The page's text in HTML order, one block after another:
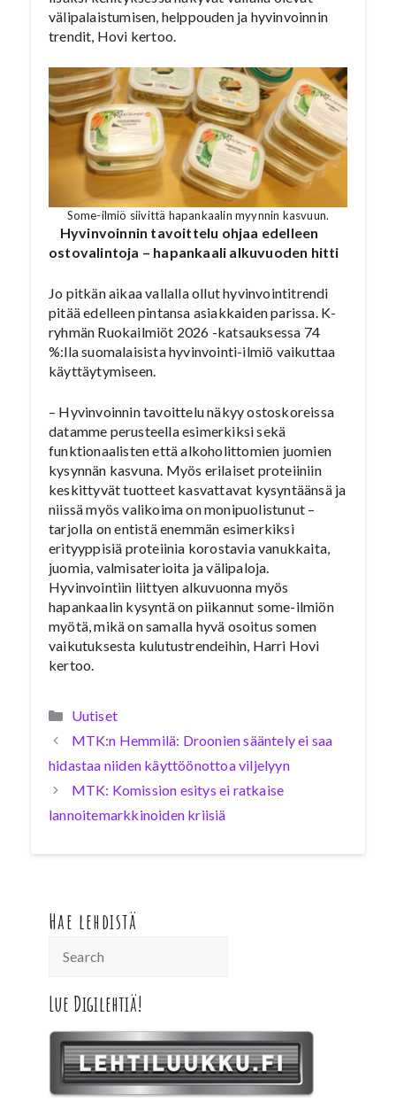
välipalaistumisen, helppouden ja hyvinvoinnin
trendit, Hovi kertoo.
Some-ilmiö siivittä hapankaalin myynnin kasvuun.
Hyvinvoinnin tavoittelu ohjaa edelleen
ostovalintoja – hapankaali alkuvuoden hitti
Jo pitkän aikaa vallalla ollut hyvinvointitrendi
pitää edelleen pintansa asiakkaiden parissa. K-
ryhmän Ruokailmiöt 2026 -katsauksessa 74
%:lla suomalaisista hyvinvointi-ilmiö vaikuttaa
käyttäytymiseen.
– Hyvinvoinnin tavoittelu näkyy ostoskoreissa
datamme perusteella esimerkiksi sekä
funktionaalisten että alkoholittomien juomien
kysynnän kasvuna. Myös erilaiset proteiiniin
keskittyvät tuotteet kasvattavat kysyntäänsä ja
niissä myös valikoima on monipuolistunut –
tarjolla on entistä enemmän esimerkiksi
erityyppisiä proteiinia korostavia vanukkaita,
juomia, valmisaterioita ja välipaloja.
Hyvinvointiin liittyen alkuvuonna myös
hapankaalin kysyntä on piikannut some-ilmiön
myötä, mikä on samalla hyvä osoitus somen
vaikutuksesta kulutustrendeihin, Harri Hovi
kertoo.
Kategoriat
Uutiset
MTK:n Hemmilä: Droonien sääntely ei saa
hidastaa niiden käyttöönottoa viljelyyn
MTK: Komission esitys ei ratkaise
lannoitemarkkinoiden kriisiä
Hae lehdistä
Lue Digilehtiä!